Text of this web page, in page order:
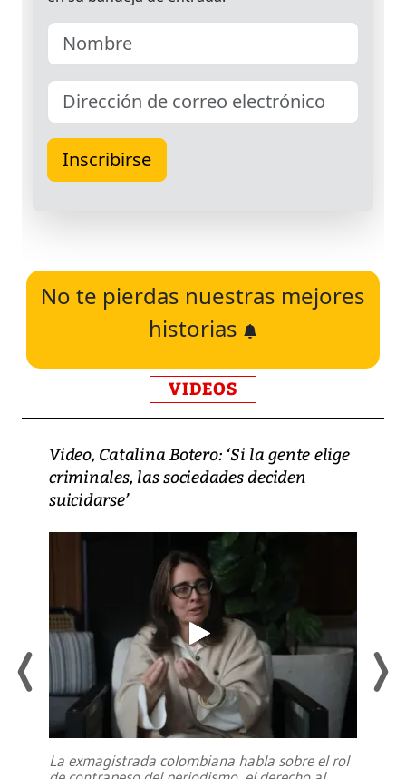
No te pierdas nuestras mejores
historias
VIDEOS
Video, Catalina Botero: ‘Si la gente elige
criminales, las sociedades deciden
suicidarse’
La exmagistrada colombiana habla sobre el rol